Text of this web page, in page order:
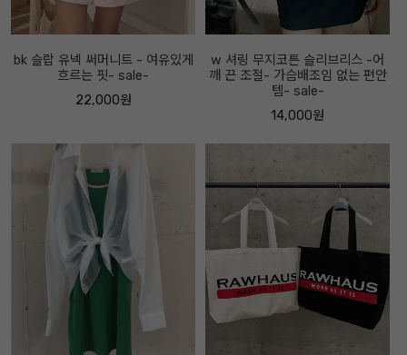
bk 슬랍 유넥 써머니트 - 여유있게
흐르는 핏- sale-
22,000원
w 셔링 무지코튼 슬리브리스 -어
깨 끈 조절- 가슴배조임 없는 편안
템- sale-
14,000원